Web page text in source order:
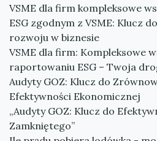
VSME dla firm kompleksowe
ESG zgodnym z VSME: Klucz
rozwoju w biznesie
VSME dla firm: Kompleksowe
raportowaniu ESG – Twoja
Audyty GOZ: Klucz do
Efektywności Ekonomicznej
„Audyty GOZ: Klucz do
Zamkniętego”